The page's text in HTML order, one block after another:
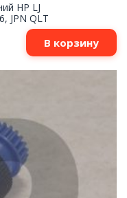
HP LJ
JPN QLT
В корзину